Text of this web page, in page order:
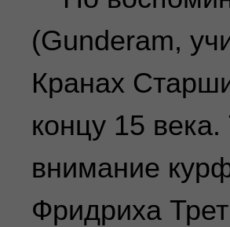
(Gunderam,
Кранах
концу 15
внимание
Фридриха